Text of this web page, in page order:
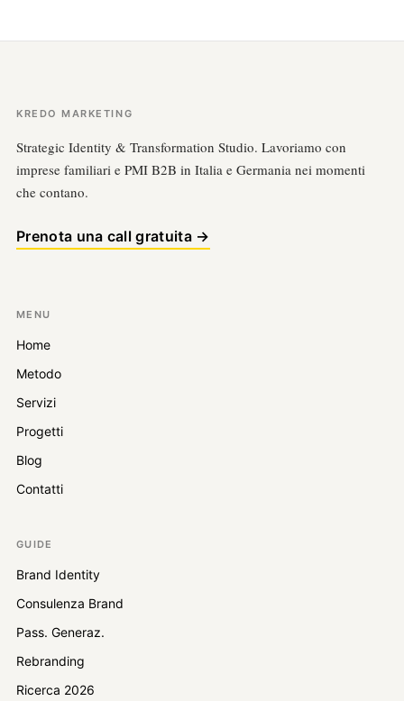
KREDO MARKETING
Strategic Identity & Transformation Studio. Lavoriamo con
imprese familiari e PMI B2B in Italia e Germania nei momenti
che contano.
Prenota una call gratuita →
MENU
Home
Metodo
Servizi
Progetti
Blog
Contatti
GUIDE
Brand Identity
Consulenza Brand
Pass. Generaz.
Rebranding
Ricerca 2026